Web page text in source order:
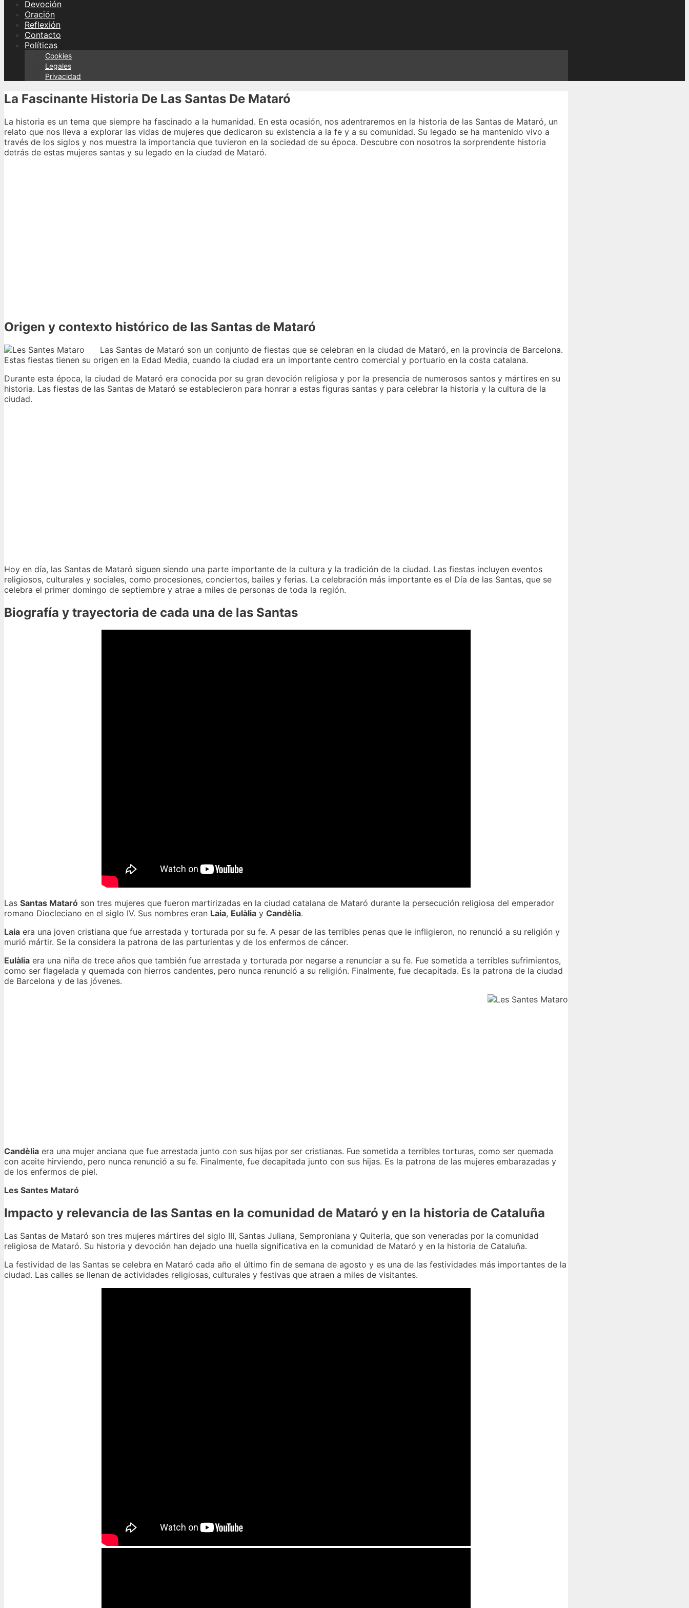
Devoción
Oración
Reflexión
Contacto
Políticas
Cookies
Legales
Privacidad
La Fascinante Historia De Las Santas De Mataró
La historia es un tema que siempre ha fascinado a la humanidad. En esta ocasión, nos adentraremos en la historia de las Santas de Mataró, un
relato que nos lleva a explorar las vidas de mujeres que dedicaron su existencia a la fe y a su comunidad. Su legado se ha mantenido vivo a
través de los siglos y nos muestra la importancia que tuvieron en la sociedad de su época. Descubre con nosotros la sorprendente historia
detrás de estas mujeres santas y su legado en la ciudad de Mataró.
Origen y contexto histórico de las Santas de Mataró
Las Santas de Mataró son un conjunto de fiestas que se celebran en la ciudad de Mataró, en la provincia de Barcelona.
Estas fiestas tienen su origen en la Edad Media, cuando la ciudad era un importante centro comercial y portuario en la costa catalana.
Durante esta época, la ciudad de Mataró era conocida por su gran devoción religiosa y por la presencia de numerosos santos y mártires en su
historia. Las fiestas de las Santas de Mataró se establecieron para honrar a estas figuras santas y para celebrar la historia y la cultura de la
ciudad.
Hoy en día, las Santas de Mataró siguen siendo una parte importante de la cultura y la tradición de la ciudad. Las fiestas incluyen eventos
religiosos, culturales y sociales, como procesiones, conciertos, bailes y ferias. La celebración más importante es el Día de las Santas, que se
celebra el primer domingo de septiembre y atrae a miles de personas de toda la región.
Biografía y trayectoria de cada una de las Santas
Las Santas Mataró son tres mujeres que fueron martirizadas en la ciudad catalana de Mataró durante la persecución religiosa del emperador
romano Diocleciano en el siglo IV. Sus nombres eran Laia, Eulàlia y Candèlia.
Laia era una joven cristiana que fue arrestada y torturada por su fe. A pesar de las terribles penas que le infligieron, no renunció a su religión y
murió mártir. Se la considera la patrona de las parturientas y de los enfermos de cáncer.
Eulàlia era una niña de trece años que también fue arrestada y torturada por negarse a renunciar a su fe. Fue sometida a terribles sufrimientos,
como ser flagelada y quemada con hierros candentes, pero nunca renunció a su religión. Finalmente, fue decapitada. Es la patrona de la ciudad
de Barcelona y de las jóvenes.
Candèlia era una mujer anciana que fue arrestada junto con sus hijas por ser cristianas. Fue sometida a terribles torturas, como ser quemada
con aceite hirviendo, pero nunca renunció a su fe. Finalmente, fue decapitada junto con sus hijas. Es la patrona de las mujeres embarazadas y
de los enfermos de piel.
Les Santes Mataró
Impacto y relevancia de las Santas en la comunidad de Mataró y en la historia de Cataluña
Las Santas de Mataró son tres mujeres mártires del siglo III, Santas Juliana, Semproniana y Quiteria, que son veneradas por la comunidad
religiosa de Mataró. Su historia y devoción han dejado una huella significativa en la comunidad de Mataró y en la historia de Cataluña.
La festividad de las Santas se celebra en Mataró cada año el último fin de semana de agosto y es una de las festividades más importantes de la
ciudad. Las calles se llenan de actividades religiosas, culturales y festivas que atraen a miles de visitantes.